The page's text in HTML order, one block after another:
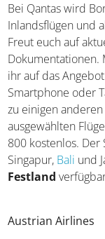
Bei Qantas wird
Inlandsflügen und
Freut euch auf
Dokumentationen.
ihr auf das
Smartphone oder
zu einigen
ausgewählten
800 kostenlos. Der
Singapur, Bali und
Festland
Austrian Airlines